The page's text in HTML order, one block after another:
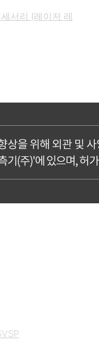
서리 (레이저 레